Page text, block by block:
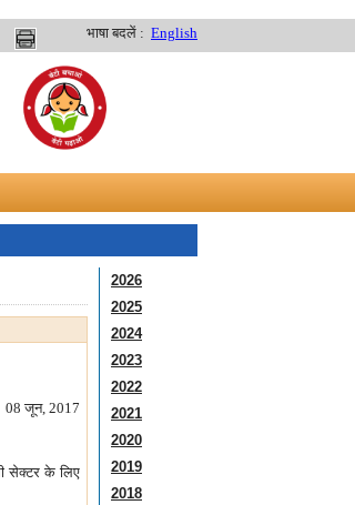
भाषा बदलें : English
08 जून, 2017
सेक्टर के लिए
2026
2025
2024
2023
2022
2021
2020
2019
2018